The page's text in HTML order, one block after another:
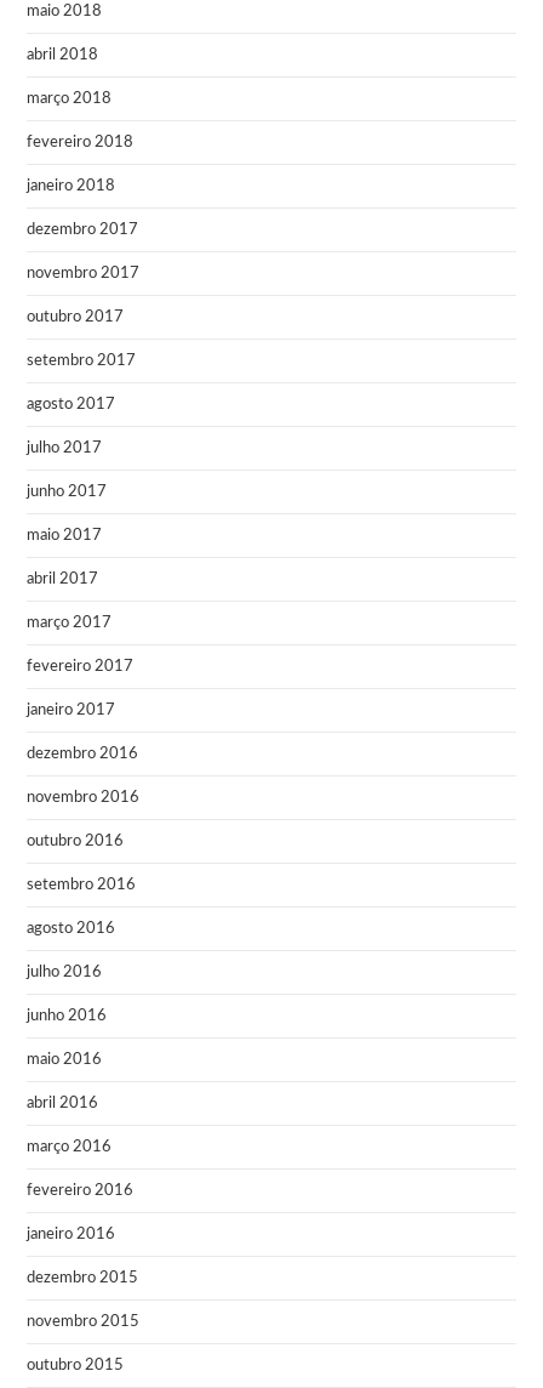
maio 2018
abril 2018
março 2018
fevereiro 2018
janeiro 2018
dezembro 2017
novembro 2017
outubro 2017
setembro 2017
agosto 2017
julho 2017
junho 2017
maio 2017
abril 2017
março 2017
fevereiro 2017
janeiro 2017
dezembro 2016
novembro 2016
outubro 2016
setembro 2016
agosto 2016
julho 2016
junho 2016
maio 2016
abril 2016
março 2016
fevereiro 2016
janeiro 2016
dezembro 2015
novembro 2015
outubro 2015